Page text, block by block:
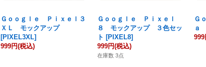
Ｇｏｏｇｌｅ Ｐｉｘｅｌ３
ＸＬ モックアップ
[PIXEL3XL]
999円(税込)
Ｇｏｏｇｌｅ Ｐｉｘｅｌ
８ モックアップ ３色セッ
ト [PIXEL8]
999円(税込)
在庫数 3点
Ｇ
ａ
999